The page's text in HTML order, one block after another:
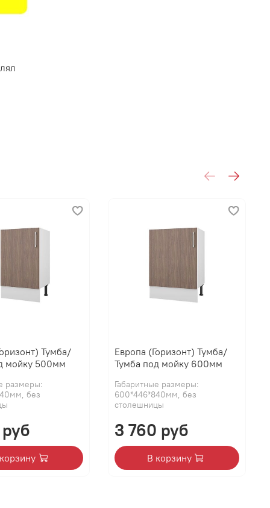
Тумба/
мойку 500мм
размеры:
без
Европа (Горизонт) Тумба/
Тумба под мойку 600мм
Габаритные размеры:
600*446*840мм, без
столешницы
3 760 руб
В корзину